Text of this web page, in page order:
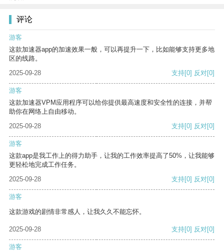
评论
游客
这款加速器app的加速效果一般，可以再提升一下，比如能够支持更多地
区的线路。
2025-09-28
支持[0] 反对[0]
游客
这款加速器VPM应用程序可以给你提供最高速度和安全性的连接，并帮
助你在网络上自由移动。
2025-09-28
支持[0] 反对[0]
游客
这款app是我工作上的得力助手，让我的工作效率提高了50%，让我能够
更轻松地完成工作任务。
2025-09-28
支持[0] 反对[0]
游客
这款游戏的剧情非常感人，让我久久不能忘怀。
2025-09-28 支持[0] 反对[0]
游客